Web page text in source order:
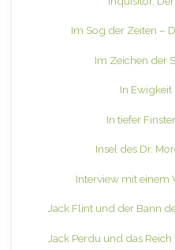
Im Sog der Zeiten –
Im Zeichen der
In Ewigkeit
In tiefer
Insel des Dr.
Interview mit einem
Jack Flint und der Bann
Jack Perdu und das